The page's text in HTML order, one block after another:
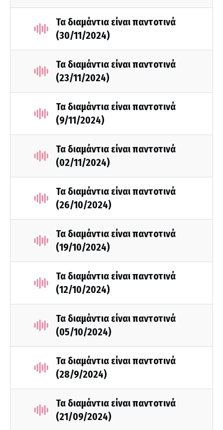
Τα διαμάντια είναι παντοτινά
(30/11/2024)
Τα διαμάντια είναι παντοτινά
(23/11/2024)
Τα διαμάντια είναι παντοτινά
(9/11/2024)
Τα διαμάντια είναι παντοτινά
(02/11/2024)
Τα διαμάντια είναι παντοτινά
(26/10/2024)
Τα διαμάντια είναι παντοτινά
(19/10/2024)
Τα διαμάντια είναι παντοτινά
(12/10/2024)
Τα διαμάντια είναι παντοτινά
(05/10/2024)
Τα διαμάντια είναι παντοτινά
(28/9/2024)
Τα διαμάντια είναι παντοτινά
(21/09/2024)